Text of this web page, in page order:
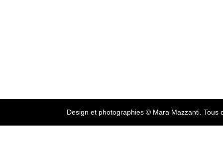
Design et photographies © Mara Mazzanti. Tous